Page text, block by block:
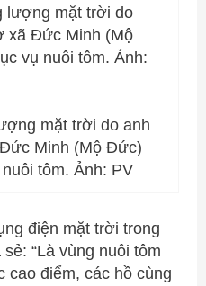
mặt trời do anh
Minh (Mộ Đức)
tôm. Ảnh: PV
điện mặt trời trong
“Là vùng nuôi tôm
cao điểm, các hồ cùng